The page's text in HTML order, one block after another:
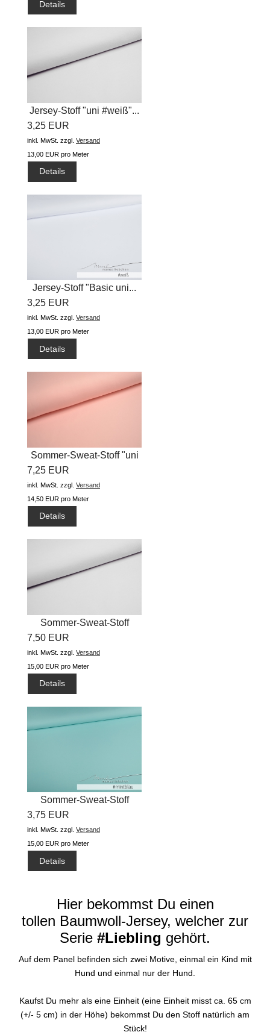
Details
Jersey-Stoff "uni #weiß"...
3,25 EUR
inkl. MwSt. zzgl. Versand
13,00 EUR pro Meter
Details
Jersey-Stoff "Basic uni...
3,25 EUR
inkl. MwSt. zzgl. Versand
13,00 EUR pro Meter
Details
Sommer-Sweat-Stoff "uni
#helles...
7,25 EUR
inkl. MwSt. zzgl. Versand
14,50 EUR pro Meter
Details
Sommer-Sweat-Stoff
7,50 EUR
inkl. MwSt. zzgl. Versand
15,00 EUR pro Meter
Details
Sommer-Sweat-Stoff
"Basic uni...
3,75 EUR
inkl. MwSt. zzgl. Versand
15,00 EUR pro Meter
Details
Hier bekommst Du einen
tollen Baumwoll-Jersey, welcher zur
Serie #Liebling gehört.
Auf dem Panel befinden sich zwei Motive, einmal ein Kind mit
Hund und einmal nur der Hund.
Kaufst Du mehr als eine Einheit (eine Einheit misst ca. 65 cm
(+/- 5 cm) in der Höhe) bekommst Du den Stoff natürlich am
Stück!